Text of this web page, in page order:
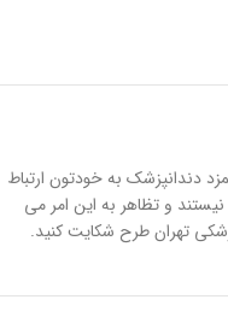
دندانپزشک به خودتون ارتباط
و تظاهر به این امر می
تهران طرح شکایت کنید.